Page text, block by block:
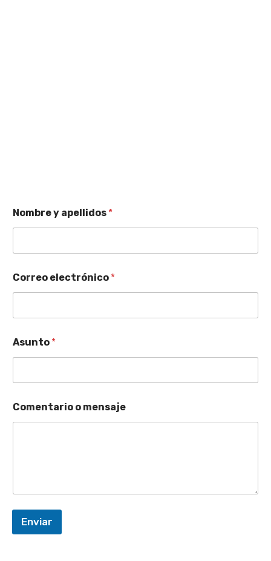
Nombre y apellidos *
Correo electrónico *
Asunto *
Comentario o mensaje
Enviar